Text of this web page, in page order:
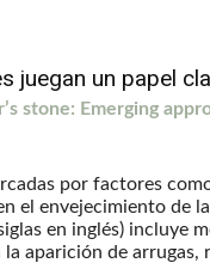
juegan un papel
stone: Emerging
por factores
el envejecimiento de
en inglés) incluye
aparición de